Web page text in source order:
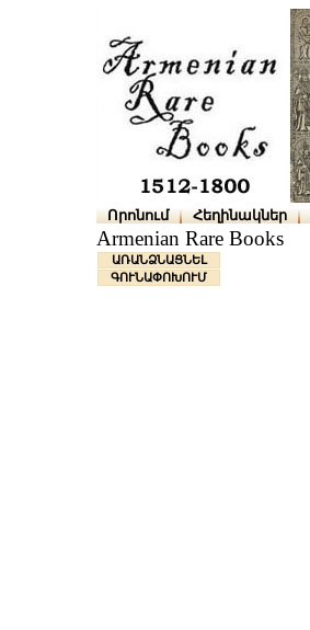
Որոնում Հեղինակներ
Armenian Rare Books
ԱՌԱՆՁՆԱՑՆԵԼ
ԳՈՒՆԱՓՈԽՈՒՄ